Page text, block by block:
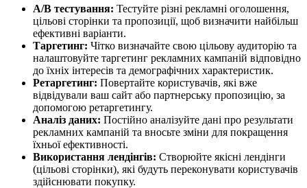
A/B тестування: Тестуйте різні рекламні оголошення,
цільові сторінки та пропозиції, щоб визначити найбільш
ефективні варіанти.
Таргетинг: Чітко визначайте свою цільову аудиторію та
налаштовуйте таргетинг рекламних кампаній відповідно
до їхніх інтересів та демографічних характеристик.
Ретаргетинг: Повертайте користувачів, які вже
відвідували ваш сайт або партнерську пропозицію, за
допомогою ретаргетингу.
Аналіз даних: Постійно аналізуйте дані про результати
рекламних кампаній та вносьте зміни для покращення
їхньої ефективності.
Використання лендінгів: Створюйте якісні лендінги
(цільові сторінки), які будуть переконувати користувачів
здійснювати покупку.